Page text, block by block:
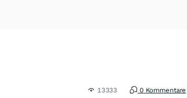
13333 0 Kommentare